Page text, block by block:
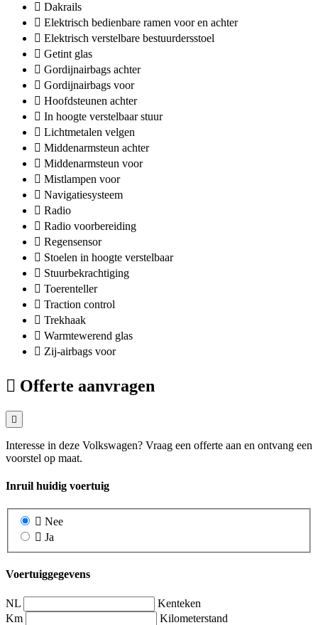
Dakrails
Elektrisch bedienbare ramen voor en achter
Elektrisch verstelbare bestuurdersstoel
Getint glas
Gordijnairbags achter
Gordijnairbags voor
Hoofdsteunen achter
In hoogte verstelbaar stuur
Lichtmetalen velgen
Middenarmsteun achter
Middenarmsteun voor
Mistlampen voor
Navigatiesysteem
Radio
Radio voorbereiding
Regensensor
Stoelen in hoogte verstelbaar
Stuurbekrachtiging
Toerenteller
Traction control
Trekhaak
Warmtewerend glas
Zij-airbags voor
Offerte aanvragen
Interesse in deze Volkswagen? Vraag een offerte aan en ontvang een
voorstel op maat.
Inruil huidig voertuig
Nee
Ja
Voertuiggegevens
NL
Kenteken
Km
Kilometerstand